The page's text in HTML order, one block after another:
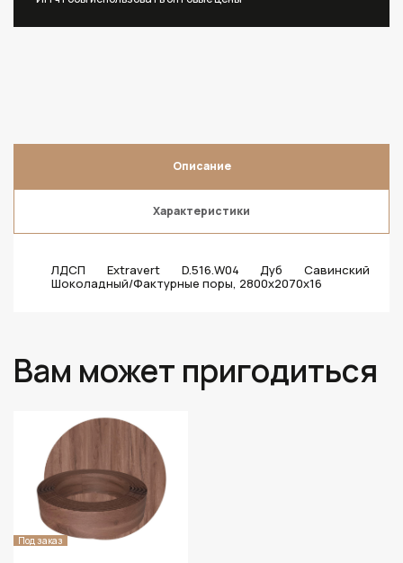
Описание
Характеристики
ЛДСП Extravert D.516.W04 Дуб Савинский
Шоколадный/Фактурные поры, 2800х2070х16
Вам может пригодиться
Под заказ